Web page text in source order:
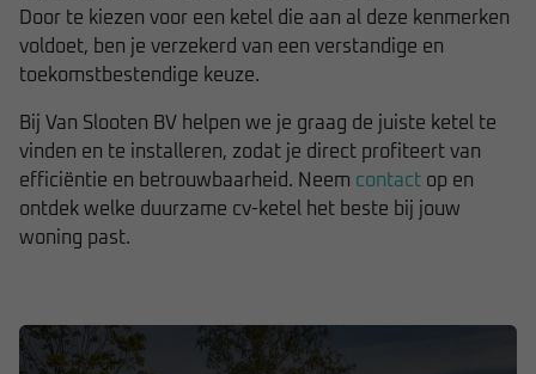
Door te kiezen voor een ketel die aan al deze kenmerken
voldoet, ben je verzekerd van een verstandige en
toekomstbestendige keuze.
Bij Van Slooten BV helpen we je graag de juiste ketel te
vinden en te installeren, zodat je direct profiteert van
efficiëntie en betrouwbaarheid. Neem contact op en
ontdek welke duurzame cv-ketel het beste bij jouw
woning past.